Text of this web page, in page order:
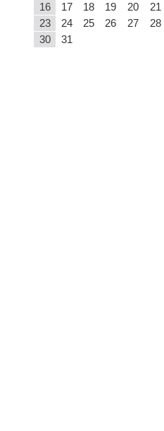
16
17 18 19 20 21
23
24 25 26 27 28
30
31